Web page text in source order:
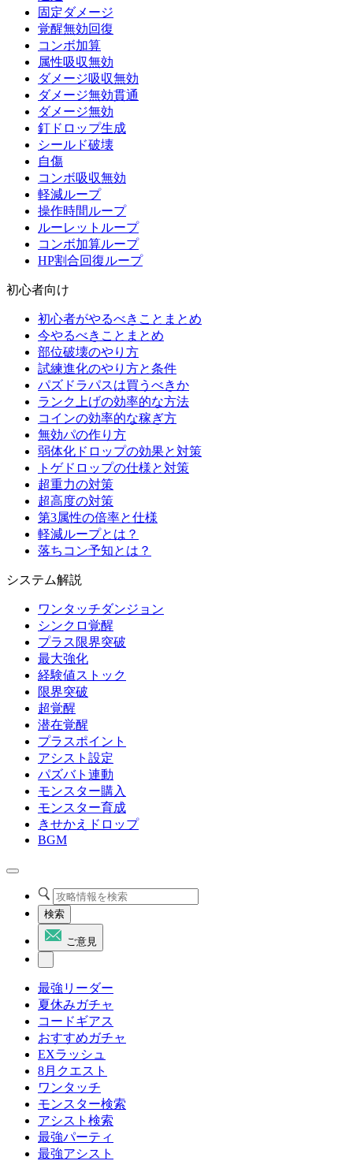
固定ダメージ
覚醒無効回復
コンボ加算
属性吸収無効
ダメージ吸収無効
ダメージ無効貫通
ダメージ無効
釘ドロップ生成
シールド破壊
自傷
コンボ吸収無効
軽減ループ
操作時間ループ
ルーレットループ
コンボ加算ループ
HP割合回復ループ
初心者向け
初心者がやるべきことまとめ
今やるべきことまとめ
部位破壊のやり方
試練進化のやり方と条件
パズドラパスは買うべきか
ランク上げの効率的な方法
コインの効率的な稼ぎ方
無効パの作り方
弱体化ドロップの効果と対策
トゲドロップの仕様と対策
超重力の対策
超高度の対策
第3属性の倍率と仕様
軽減ループとは？
落ちコン予知とは？
システム解説
ワンタッチダンジョン
シンクロ覚醒
プラス限界突破
最大強化
経験値ストック
限界突破
超覚醒
潜在覚醒
プラスポイント
アシスト設定
パズバト連動
モンスター購入
モンスター育成
きせかえドロップ
BGM
検索
ご意見
最強リーダー
夏休みガチャ
コードギアス
おすすめガチャ
EXラッシュ
8月クエスト
ワンタッチ
モンスター検索
アシスト検索
最強パーティ
最強アシスト